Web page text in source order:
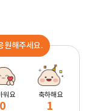
원해주세요.
워요
0
축하해요
1